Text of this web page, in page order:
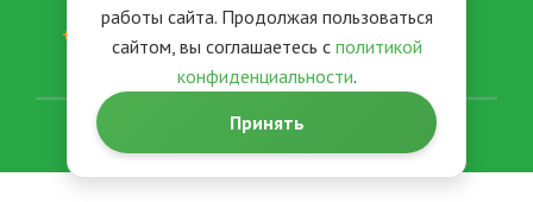
работы сайта. Продолжая пользоваться
сайтом, вы соглашаетесь с политикой
конфиденциальности.
Принять
+7 (495) 963-35-02
© 2026. Офис-партнер. Все права защищены.